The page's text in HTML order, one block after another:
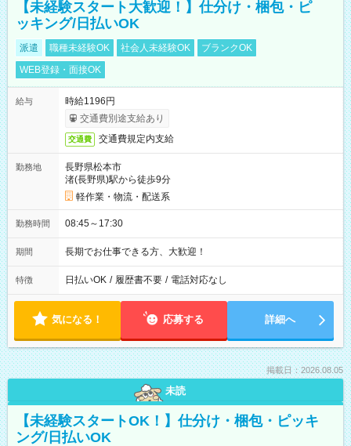
【未経験スタート大歓迎！】仕分け・梱包・ピ
ッキング/日払いOK
派遣 職種未経験OK 社会人未経験OK
ブランクOK
WEB登録・面接OK
給与
時給1196円
交通費別途支給あり
交通費 交通費規定内支給
勤務地
長野県松本市
渚(長野県)駅から徒歩9分
軽作業・物流・配送系
勤務時間 08:45～17:30
期間 長期でお仕事できる方、大歓迎！
特徴 日払いOK / 履歴書不要 / 電話対応なし
気になる！ 応募する 詳細へ
掲載日：2026.08.05
未読
【未経験スタートOK！】仕分け・梱包・ピッキ
ング/日払いOK